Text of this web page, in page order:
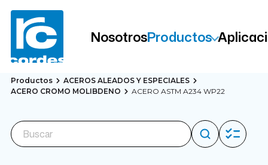
NosotrosProductos
Productos
ACEROS ALEADOS Y ESPECIALES
ACERO CROMO MOLIBDENO
ACERO ASTM A234 WP22